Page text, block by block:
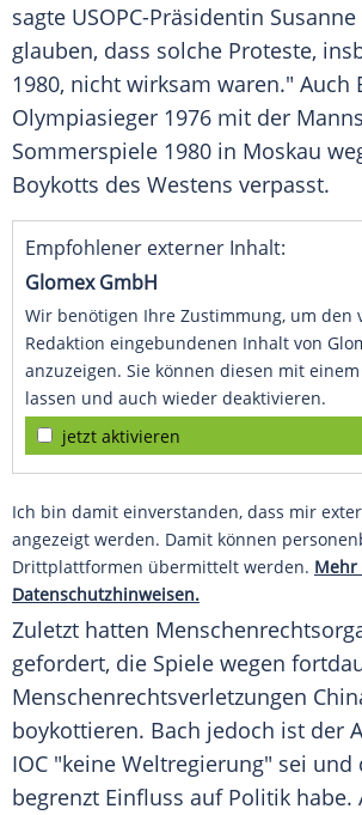
sagte USOPC-Präsidentin
glauben, dass solche Proteste,
1980, nicht wirksam waren." Auch
Olympiasieger 1976 mit der
Sommerspiele 1980 in Moskau
Boykotts des Westens verpasst.
Empfohlener externer Inhalt:
Glomex GmbH
Wir benötigen Ihre Zustimmung, um den
Redaktion eingebundenen Inhalt von
anzuzeigen. Sie können diesen mit
lassen und auch wieder deaktivieren.
jetzt aktivieren
Ich bin damit einverstanden, dass mir
angezeigt werden. Damit können
Drittplattformen übermittelt werden. Mehr
Datenschutzhinweisen.
Zuletzt hatten
gefordert, die Spiele wegen
Menschenrechtsverletzungen
boykottieren. Bach jedoch ist der
IOC "keine Weltregierung" sei und
begrenzt Einfluss auf Politik habe.